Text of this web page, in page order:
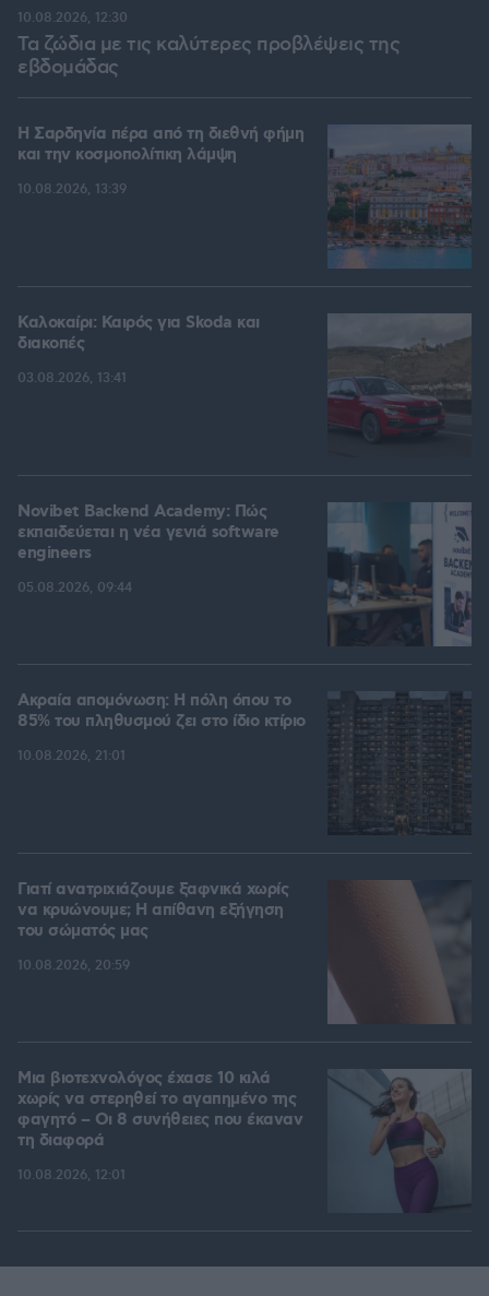
Τα ζώδια με τις καλύτερες προβλέψεις της
εβδομάδας
10.08.2026, 12:30
Η Σαρδηνία πέρα από τη διεθνή φήμη
και την κοσμοπολίτικη λάμψη
10.08.2026, 13:39
Καλοκαίρι: Καιρός για Skoda και
διακοπές
03.08.2026, 13:41
Novibet Backend Academy: Πώς
εκπαιδεύεται η νέα γενιά software
engineers
05.08.2026, 09:44
Ακραία απομόνωση: Η πόλη όπου το
85% του πληθυσμού ζει στο ίδιο κτίριο
10.08.2026, 21:01
Γιατί ανατριχιάζουμε ξαφνικά χωρίς
να κρυώνουμε; Η απίθανη εξήγηση
του σώματός μας
10.08.2026, 20:59
Μια βιοτεχνολόγος έχασε 10 κιλά
χωρίς να στερηθεί το αγαπημένο της
φαγητό – Οι 8 συνήθειες που έκαναν
τη διαφορά
10.08.2026, 12:01